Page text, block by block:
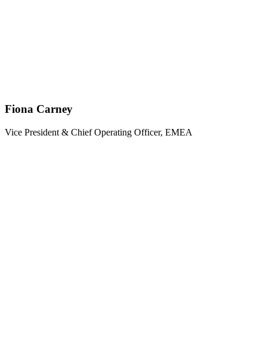
Fiona Carney
Vice President & Chief Operating Officer, EMEA